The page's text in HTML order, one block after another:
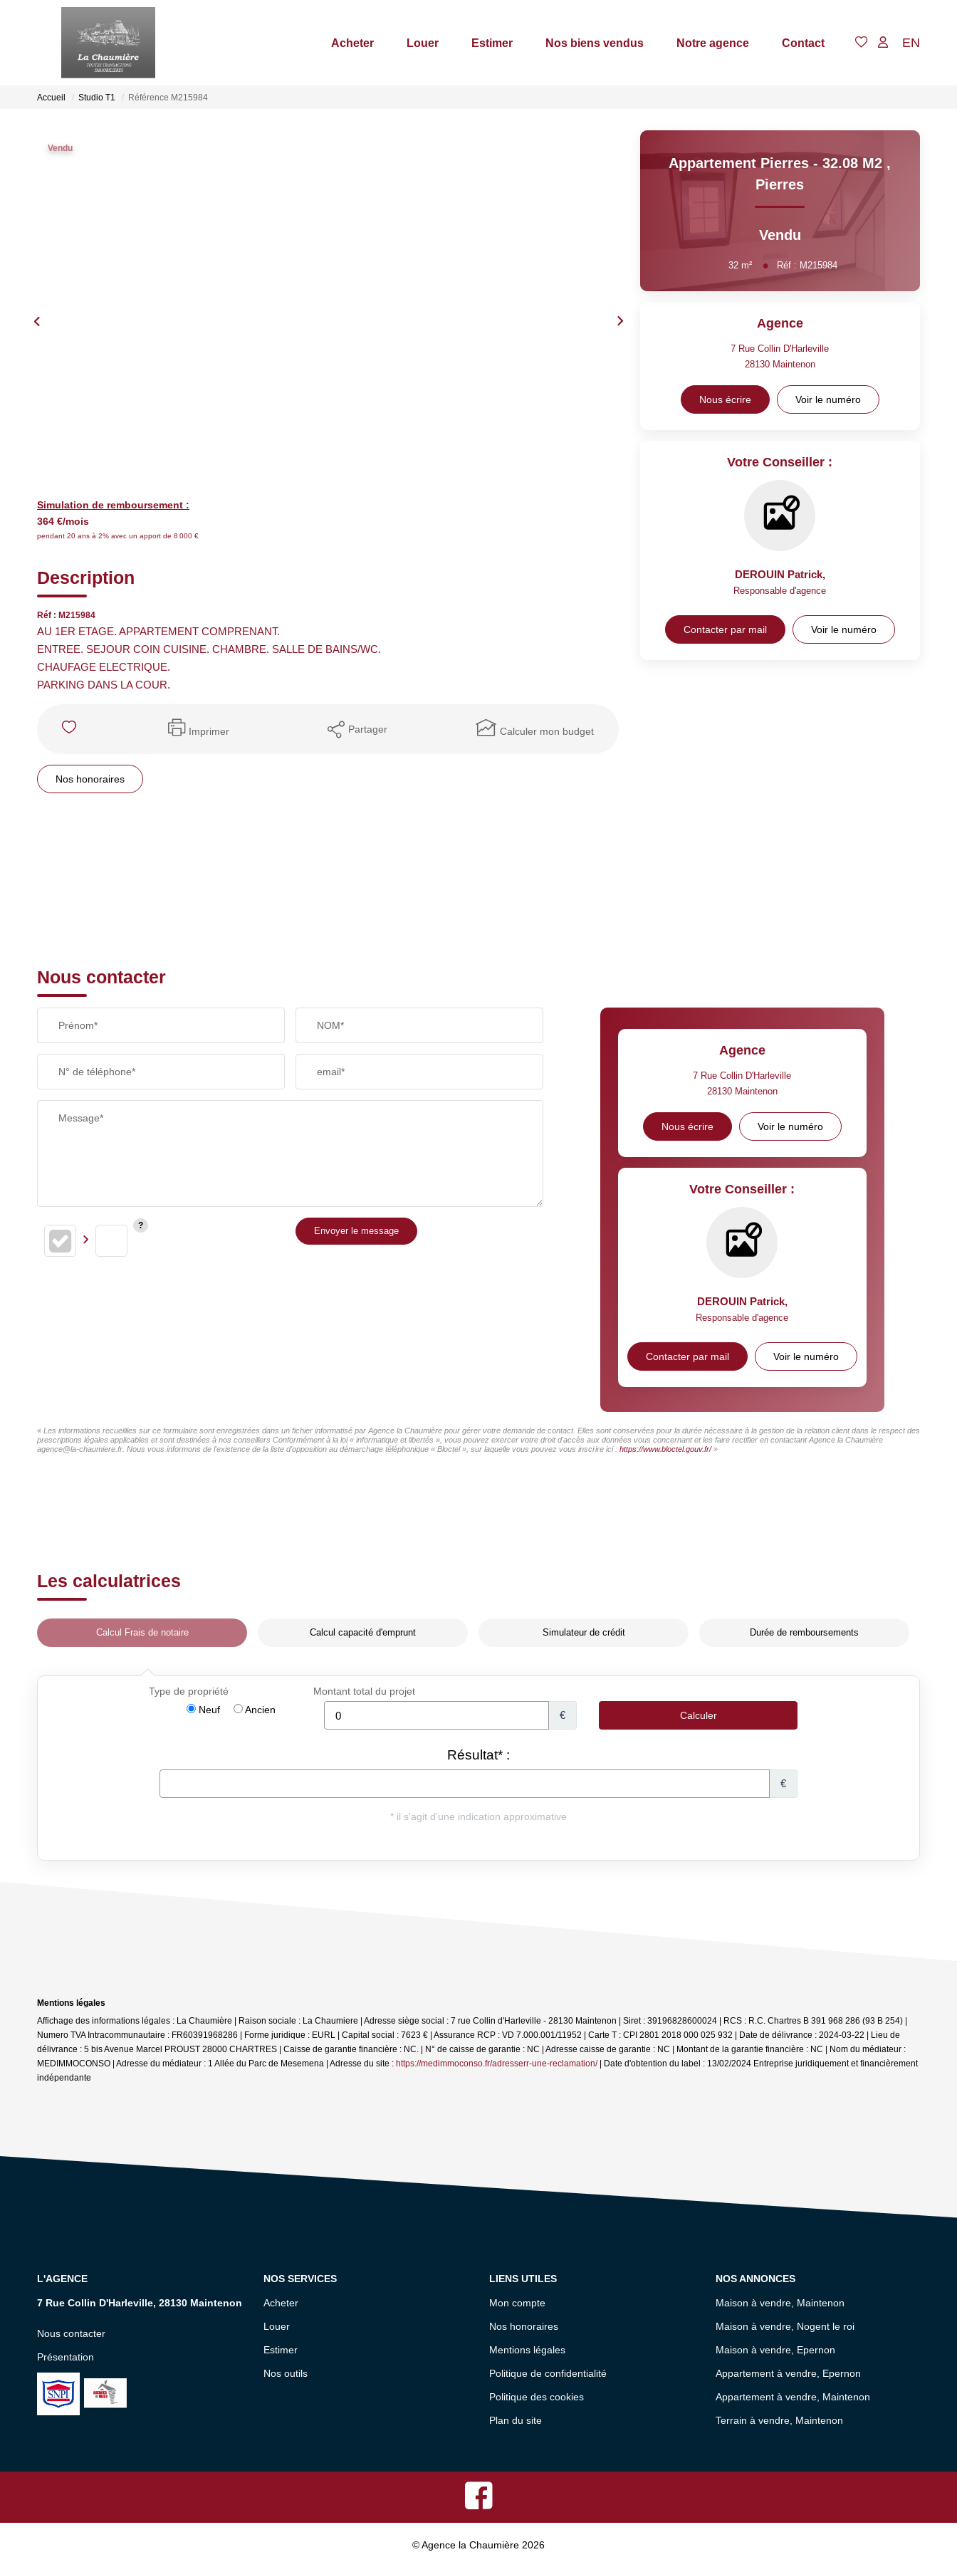
Acheter Louer Estimer Nos biens vendus Notre agence Contact EN
Accueil Studio T1 Référence M215984
Vendu
Simulation de remboursement :
364 €/mois
pendant 20 ans à 2% avec un apport de 8 000 €
Description
Réf : M215984
AU 1ER ETAGE. APPARTEMENT COMPRENANT.
ENTREE. SEJOUR COIN CUISINE. CHAMBRE. SALLE DE BAINS/WC.
CHAUFAGE ELECTRIQUE.
PARKING DANS LA COUR.
Imprimer Partager Calculer mon budget
Nos honoraires
Appartement Pierres - 32.08 M2 ,
Pierres
Vendu
32 m² Réf : M215984
Agence
7 Rue Collin D'Harleville
28130 Maintenon
Nous écrire Voir le numéro
Votre Conseiller :
DEROUIN Patrick,
Responsable d'agence
Contacter par mail Voir le numéro
Nous contacter
Prénom* NOM*
N° de téléphone* email*
Message*
Envoyer le message
Agence
7 Rue Collin D'Harleville
28130 Maintenon
Nous écrire Voir le numéro
Votre Conseiller :
DEROUIN Patrick,
Responsable d'agence
Contacter par mail Voir le numéro
« Les informations recueillies sur ce formulaire sont enregistrées dans un fichier informatisé par Agence la Chaumière pour gérer votre demande de contact. Elles sont conservées pour la durée nécessaire à la gestion de la relation client dans le respect des
prescriptions légales applicables et sont destinées à nos conseillers Conformément à la loi « informatique et libertés », vous pouvez exercer votre droit d'accès aux données vous concernant et les faire rectifier en contactant Agence la Chaumière
agence@la-chaumiere.fr. Nous vous informons de l'existence de la liste d'opposition au démarchage téléphonique « Bloctel », sur laquelle vous pouvez vous inscrire ici : https://www.bloctel.gouv.fr/»
Les calculatrices
Calcul Frais de notaire Calcul capacité d'emprunt Simulateur de crédit Durée de remboursements
Mentions légales
Affichage des informations légales : La Chaumière | Raison sociale : La Chaumiere | Adresse siège social : 7 rue Collin d'Harleville - 28130 Maintenon | Siret : 39196828600024 | RCS : R.C. Chartres B 391 968 286 (93 B 254) |
Numero TVA Intracommunautaire : FR60391968286 | Forme juridique : EURL | Capital social : 7623 € | Assurance RCP : VD 7.000.001/11952 | Carte T : CPI 2801 2018 000 025 932 | Date de délivrance : 2024-03-22 | Lieu de
délivrance : 5 bis Avenue Marcel PROUST 28000 CHARTRES | Caisse de garantie financière : NC. | N° de caisse de garantie : NC | Adresse caisse de garantie : NC | Montant de la garantie financière : NC | Nom du médiateur :
MEDIMMOCONSO | Adresse du médiateur : 1 Allée du Parc de Mesemena | Adresse du site : https://medimmoconso.fr/adresserr-une-reclamation/| Date d'obtention du label : 13/02/2024 Entreprise juridiquement et financièrement
indépendante
L'AGENCE
7 Rue Collin D'Harleville, 28130 Maintenon
Nous contacter
Présentation
NOS SERVICES
Acheter
Louer
Estimer
Nos outils
LIENS UTILES
Mon compte
Nos honoraires
Mentions légales
Politique de confidentialité
Politique des cookies
Plan du site
NOS ANNONCES
Maison à vendre, Maintenon
Maison à vendre, Nogent le roi
Maison à vendre, Epernon
Appartement à vendre, Epernon
Appartement à vendre, Maintenon
Terrain à vendre, Maintenon
© Agence la Chaumière 2026